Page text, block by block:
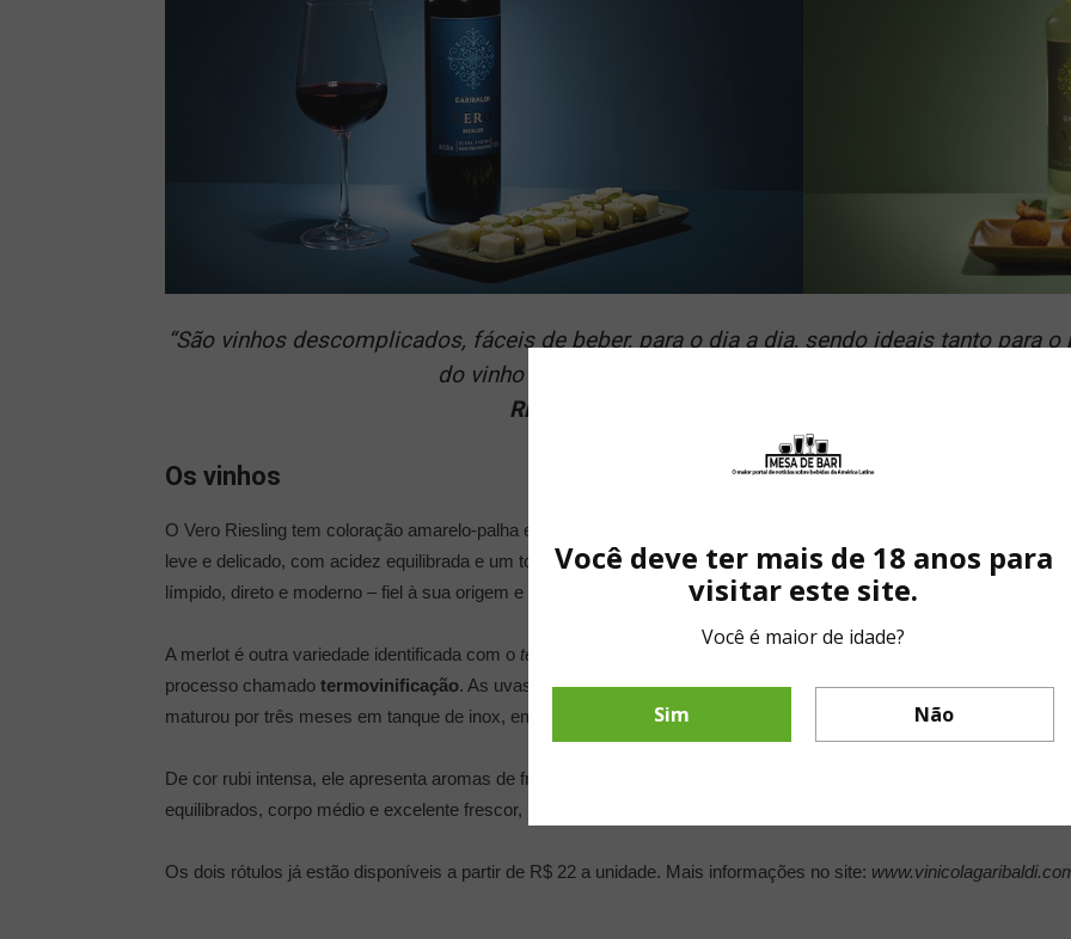
“São vinhos descomplicados, fáceis de beber, para o dia a dia, sendo ideais tanto para
do vinho quanto para aquele que tem o hábito de consumo
Ricardo Morari enólogo da Cooperativa Vinícola
Os vinhos
O Vero Riesling tem coloração amarelo-palha e reflexos esverdeados, com aroma de flor de laranjeira e um toque
leve e delicado, com acidez equilibrada e um toque mineral. A ausência de contato com carvalho garante a
límpido, direto e moderno – fiel à sua origem e à filosofia de autenticidade da linha Vero.
A merlot é outra variedade identificada com o terroir
processo chamado termovinificação. As uvas são aquecidas e expostas ao vácuo posteriormente, de modo a
maturou por três meses em tanque de inox, em contato com cubos de carvalho, agregando notas tostadas ao
De cor rubi intensa, ele apresenta aromas de frutas vermelhas maduras, como cereja e ameixa, e um toque
equilibrados, corpo médio e excelente frescor, resultando em um vinho elegante e fácil de apreciar.
Os dois rótulos já estão disponíveis a partir de R$ 22 a unidade. Mais informações no site:
Você deve ter mais de 18 anos para
visitar este site.
Você é maior de idade?
Sim Não